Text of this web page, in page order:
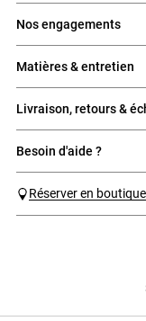
nos engagements
matières & entretien
livraison, retours &
besoin d'aide ?
Réserver en boutique